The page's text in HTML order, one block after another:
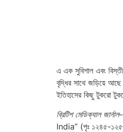
এ এক সুবিশাল এবং
বৃদ্ধির সাথে জড়িয়ে
ইতিহাসের কিছু টুকরো
ব্রিটিশ মেডিক্যাল জার্নাল-
India” (পৃঃ ১২৪৫-